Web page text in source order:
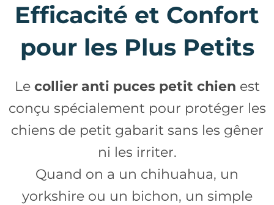
Efficacité et Confort
pour les Plus Petits
Le collier anti puces petit chien est
conçu spécialement pour protéger les
chiens de petit gabarit sans les gêner
ni les irriter.
Quand on a un chihuahua, un
yorkshire ou un bichon, un simple